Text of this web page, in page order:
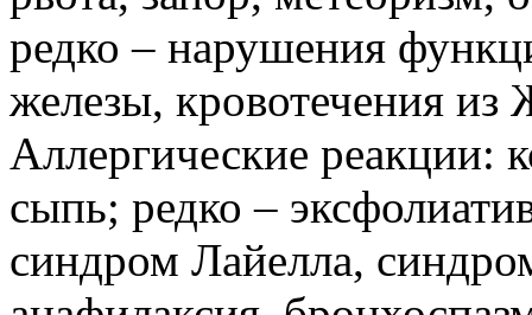
редко – нарушения
железы, кровотечения
Аллергические реакции:
сыпь; редко –
синдром Лайелла,